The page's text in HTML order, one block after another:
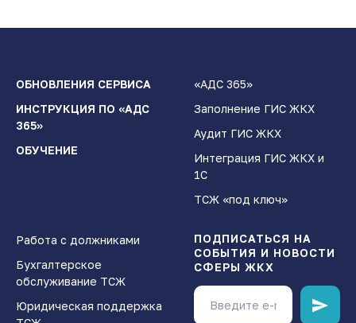
ОБНОВЛЕНИЯ СЕРВИСА
ИНСТРУКЦИЯ ПО «АДС
365»
ОБУЧЕНИЕ
«АДС 365»
Заполнение ГИС ЖКХ
Аудит ГИС ЖКХ
Интеграция ГИС ЖКХ и
1С
ТСЖ «под ключ»
Работа с должниками
Бухгалтерское
обслуживание ТСЖ
Юридическая поддержка
ПОДПИСАТЬСЯ НА
СОБЫТИЯ И НОВОСТИ
СФЕРЫ ЖКХ